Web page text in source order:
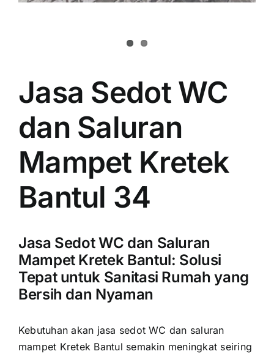
Jasa Sedot WC
dan Saluran
Mampet Kretek
Bantul 34
Jasa Sedot WC dan Saluran
Mampet Kretek Bantul: Solusi
Tepat untuk Sanitasi Rumah yang
Bersih dan Nyaman
Kebutuhan akan jasa sedot WC dan saluran
mampet Kretek Bantul semakin meningkat seiring